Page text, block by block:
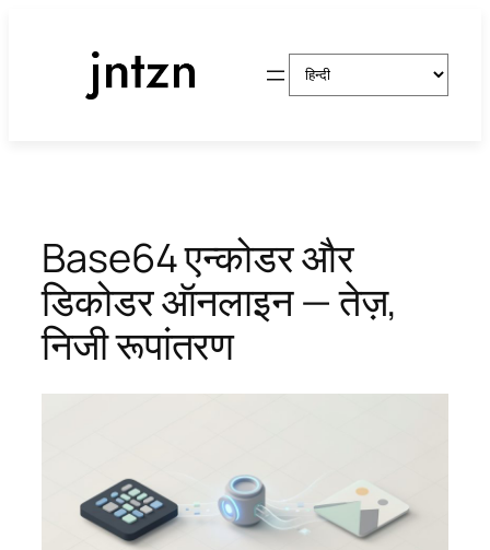
एक
भाषा
Base64 एन्कोडर और
डिकोडर ऑनलाइन — तेज़,
निजी रूपांतरण